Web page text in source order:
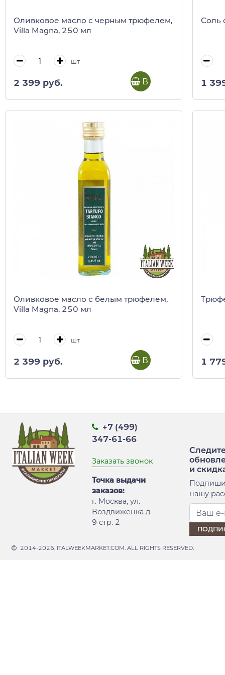
Оливковое масло с черным трюфелем,
Villa Magna, 250 мл
шт
2 399 руб. В корзину
Соль
1
Оливковое масло с белым трюфелем,
Villa Magna, 250 мл
шт
2 399 руб. В корзину 1
+7 (499)
347-61-66
Заказать звонок
Точка выдачи
заказов:
г. Москва, ул.
Воздвиженка д.
9 стр. 2
и
нашу
2014-2026, ITALWEEKMARKET.COM. ALL RIGHTS RESERVED.